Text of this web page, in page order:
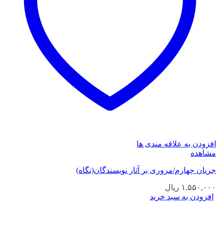
افزودن به علاقه مندی ها
مشاهده
جریان چهارم/مروری بر آثار نویسندگان(نگاه)
۱,۵۵۰,۰۰۰ ریال
افزودن به سبد خرید